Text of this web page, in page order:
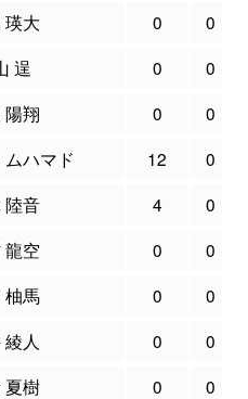
瑛大 0
0
逞 0
0
陽翔 0
0
ハマド 12
0
陸音 4
0
龍空 0
0
柚馬 0
0
人 0
0
夏樹 0 0